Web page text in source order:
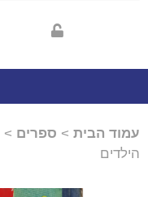
עמוד הבית > ספרים >
הילדים